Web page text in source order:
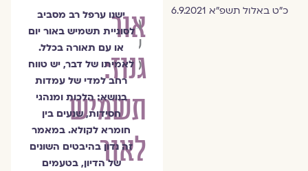
כ״ט באלול תשפ״א 6.9.2021
אור
גנוז:
תשמיש
לאור
הרבנית
שרה
סגל־כץ
ישנו ערפל רב מסביב
לסוגיית תשמיש באור יום
או עם תאורה בכלל.
לאמיתו של דבר, יש טווח
רחב למדי של עמדות
בנושא: הלכות ומנהגי
חסידות, שנעים בין
חומרא לקולא. במאמר
זה נדון בהיבטים השונים
של הדיון, בטעמים